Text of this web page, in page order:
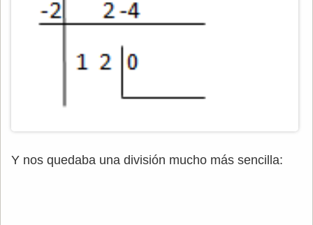
Y nos quedaba una división mucho más sencilla: